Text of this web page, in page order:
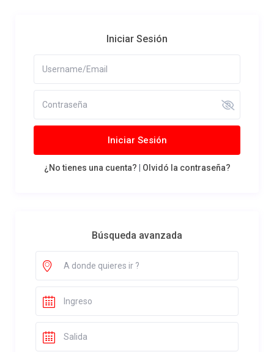
Iniciar Sesión
Iniciar Sesión
¿No tienes una cuenta? Olvidó la contraseña?
Búsqueda avanzada